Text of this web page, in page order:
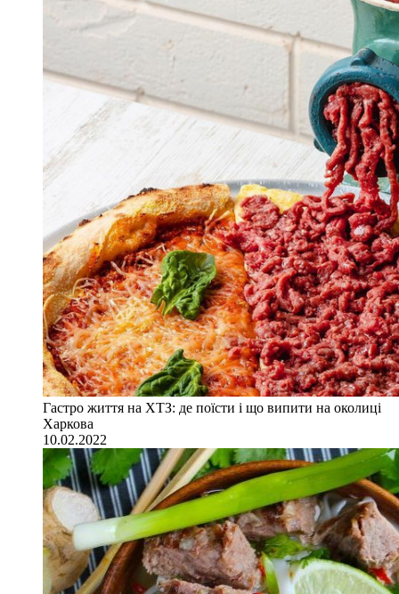
Гастро життя на ХТЗ: де поїсти і що випити на околиці
Харкова
10.02.2022